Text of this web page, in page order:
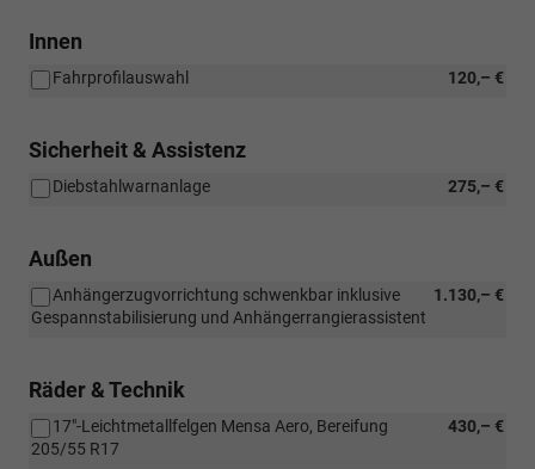
Innen
120,– €
Fahrprofilauswahl
Sicherheit & Assistenz
275,– €
Diebstahlwarnanlage
Außen
1.130,– €
Anhängerzugvorrichtung schwenkbar inklusive
Gespannstabilisierung und Anhängerrangierassistent
Räder & Technik
430,– €
17"-Leichtmetallfelgen Mensa Aero, Bereifung
205/55 R17